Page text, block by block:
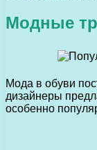
Модные
Мода в обуви
дизайнеры
особенно